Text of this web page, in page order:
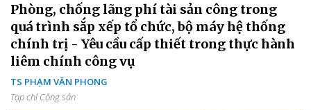
Phòng, chống lãng phí tài sản công trong
quá trình sắp xếp tổ chức, bộ máy hệ thống
chính trị - Yêu cầu cấp thiết trong thực hành
liêm chính công vụ
TS PHẠM VĂN PHONG
Tạp chí Cộng sản